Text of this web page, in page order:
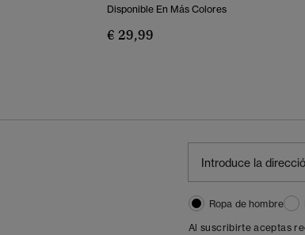
Disponible En Más Colores
€ 29,99
Ropa de hombre
Al suscribirte aceptas